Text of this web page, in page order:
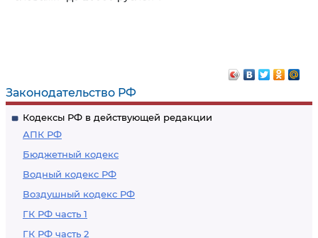
Законодательство РФ
Кодексы РФ в действующей редакции
АПК РФ
Бюджетный кодекс
Водный кодекс РФ
Воздушный кодекс РФ
ГК РФ часть 1
ГК РФ часть 2